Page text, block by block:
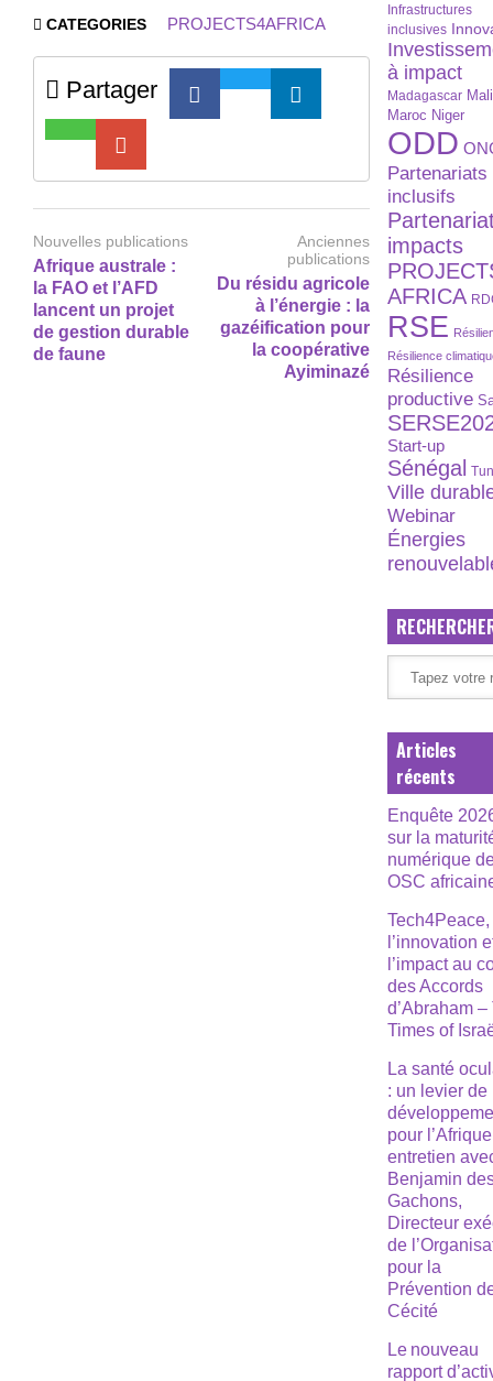
CATEGORIES PROJECTS4AFRICA
Partager
Nouvelles publications
Afrique australe :
la FAO et l’AFD
lancent un projet
de gestion durable
de faune
Anciennes
publications
Du résidu agricole
à l’énergie : la
gazéification pour
la coopérative
Ayiminazé
Infrastructures
inclusives
à impact
Madagascar Mali
Maroc Niger
ODD
Partenariats
inclusifs
impacts
AFRICA
RSE
Résilience
Résilience
productive
Start-up
Sénégal
Ville
Webinar
Énergies
Articles
récents
Enquête
sur la
numérique
OSC
Tech4Peace,
l’innovation
l’impact au
des Accords
d’Abraham –
Times of
La santé
: un levier de
pour
entretien
Benjamin
Gachons,
Directeur
de
pour la
Prévention
Cécité
Le nouveau
rapport